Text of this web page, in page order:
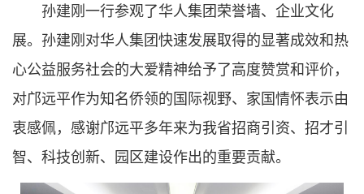
孙建刚一行参观了华人集团荣誉墙、企业文化
展。孙建刚对华人集团快速发展取得的显著成效和热
心公益服务社会的大爱精神给予了高度赞赏和评价，
对邝远平作为知名侨领的国际视野、家国情怀表示由
衷感佩，感谢邝远平多年来为我省招商引资、招才引
智、科技创新、园区建设作出的重要贡献。